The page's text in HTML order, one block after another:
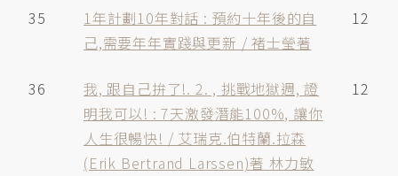
35
1年計劃10年對話 : 預約十年後的自
己,需要年年實踐與更新 / 褚士瑩著
12
36
我, 跟自己拚了!. 2. , 挑戰地獄週, 證
明我可以! : 7天激發潛能100%, 讓你
人生很暢快! / 艾瑞克.伯特蘭.拉森
(Erik Bertrand Larssen)著 林力敏
12